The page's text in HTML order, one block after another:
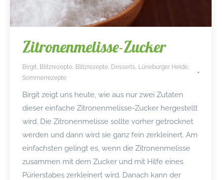
Zitronenmelisse-Zucker
Birgit Blitzrezepte Blitzrezepte Desserts Lüneburger Heide
Sommerrezepte
Birgit zeigt uns heute, wie aus nur zwei Zutaten
dieser einfache Zitronenmelisse-Zucker hergestellt
wird. Die Zitronenmelisse sollte vorher getrocknet
werden und dann wird sie ganz fein zerkleinert. Am
einfachsten gelingt es, wenn die Zitronenmelisse
zusammen mit dem Zucker und mit Hilfe eines
Pürierstabes zerkleinert wird. Danach kann der